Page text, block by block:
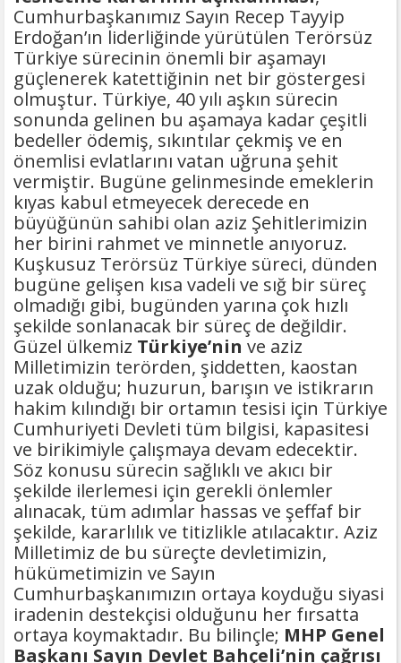
Cumhurbaşkanımız Sayın Recep Tayyip
Erdoğan’ın liderliğinde yürütülen Terörsüz
Türkiye sürecinin önemli bir aşamayı
güçlenerek katettiğinin net bir göstergesi
olmuştur. Türkiye, 40 yılı aşkın sürecin
sonunda gelinen bu aşamaya kadar çeşitli
bedeller ödemiş, sıkıntılar çekmiş ve en
önemlisi evlatlarını vatan uğruna şehit
vermiştir. Bugüne gelinmesinde emeklerin
kıyas kabul etmeyecek derecede en
büyüğünün sahibi olan aziz Şehitlerimizin
her birini rahmet ve minnetle anıyoruz.
Kuşkusuz Terörsüz Türkiye süreci, dünden
bugüne gelişen kısa vadeli ve sığ bir süreç
olmadığı gibi, bugünden yarına çok hızlı
şekilde sonlanacak bir süreç de değildir.
Güzel ülkemiz Türkiye’nin ve aziz
Milletimizin terörden, şiddetten, kaostan
uzak olduğu; huzurun, barışın ve istikrarın
hakim kılındığı bir ortamın tesisi için Türkiye
Cumhuriyeti Devleti tüm bilgisi, kapasitesi
ve birikimiyle çalışmaya devam edecektir.
Söz konusu sürecin sağlıklı ve akıcı bir
şekilde ilerlemesi için gerekli önlemler
alınacak, tüm adımlar hassas ve şeffaf bir
şekilde, kararlılık ve titizlikle atılacaktır. Aziz
Milletimiz de bu süreçte devletimizin,
hükümetimizin ve Sayın
Cumhurbaşkanımızın ortaya koyduğu siyasi
iradenin destekçisi olduğunu her fırsatta
ortaya koymaktadır. Bu bilinçle; MHP Genel
Başkanı Sayın Devlet Bahçeli’nin çağrısı